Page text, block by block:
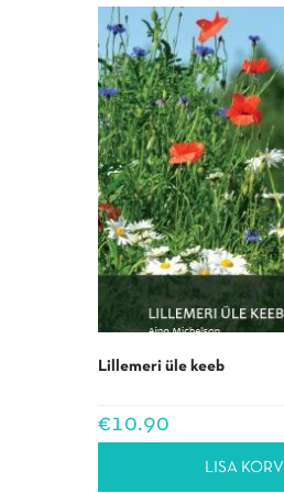
Lillemeri üle keeb
€10.90
LISA KORVI